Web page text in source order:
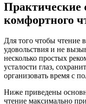
Практические
комфортного
Для того чтобы чтение
удовольствия и не
несколько простых
усталости глаз,
организовать время с
Ниже приведены
чтение максимально